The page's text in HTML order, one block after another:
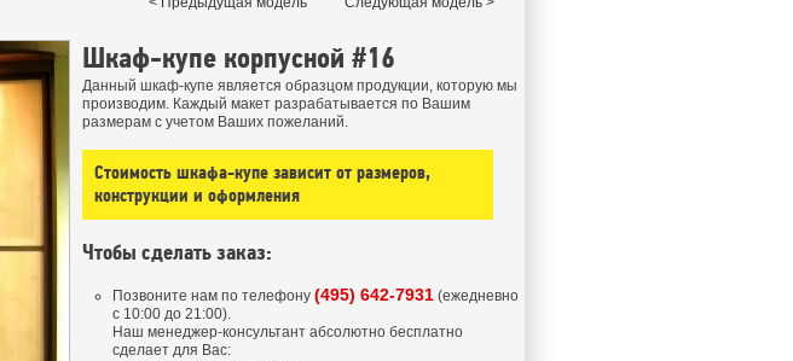
Шкаф-купе корпусной #16
Данный шкаф-купе является образцом продукции, которую мы
производим. Каждый макет разрабатывается по Вашим
размерам с учетом Ваших пожеланий.
Стоимость шкафа-купе зависит от размеров,
конструкции и оформления
Чтобы сделать заказ:
Позвоните нам по телефону (495) 642-7931 (ежедневно
с 10:00 до 21:00).
Наш менеджер-консультант абсолютно бесплатно
сделает для Вас: